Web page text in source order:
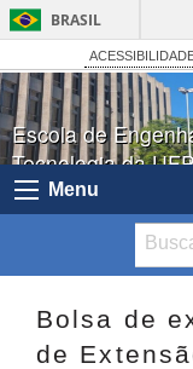
BRASIL
Escola de
Tecnologia da
Menu
Bolsa de
de